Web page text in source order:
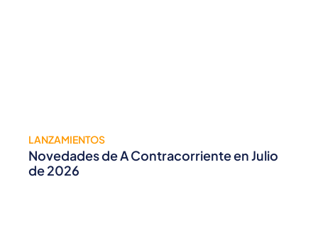
LANZAMIENTOS
Novedades de A Contracorriente en Julio
de 2026